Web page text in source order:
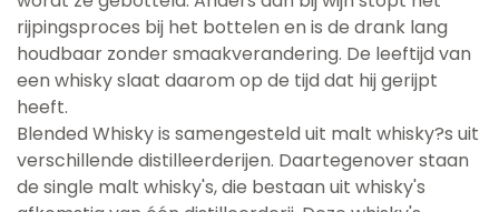
rijpingsproces bij het bottelen en is de drank lang
houdbaar zonder smaakverandering. De leeftijd van
een whisky slaat daarom op de tijd dat hij gerijpt
heeft.
Blended Whisky is samengesteld uit malt whisky?s uit
verschillende distilleerderijen. Daartegenover staan
de single malt whisky's, die bestaan uit whisky's